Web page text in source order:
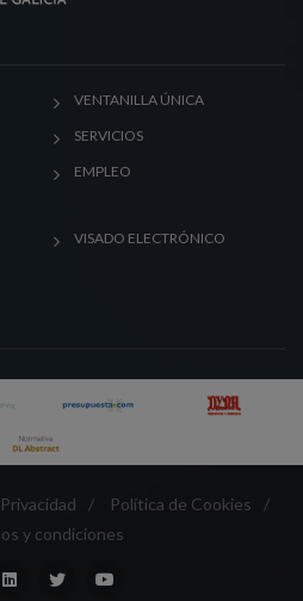
VENTANILLA ÚNICA
SERVICIOS
EMPLEO
VISADO ELECTRÓNICO
/ Política de Cookies
/
y condiciones